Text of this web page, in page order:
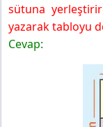
sütuna
yazarak tabloyu
Cevap: